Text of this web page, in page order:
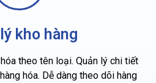
kho hàng
theo tên loại. Quản lý chi tiết
hóa. Dễ dàng theo dõi hàng